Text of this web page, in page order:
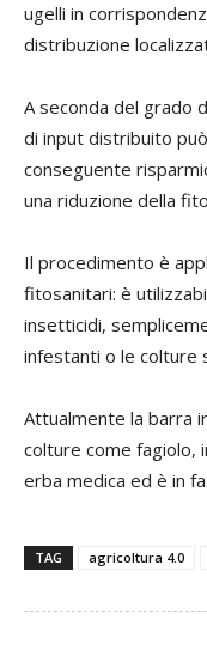
ugelli in
distribuzione
A seconda del grado
di input distribuito
conseguente
una riduzione della
Il procedimento è
fitosanitari: è
insetticidi,
infestanti o le colture
Attualmente la barra
colture come fagiolo,
erba medica ed è in
TAG agricoltura 4.0